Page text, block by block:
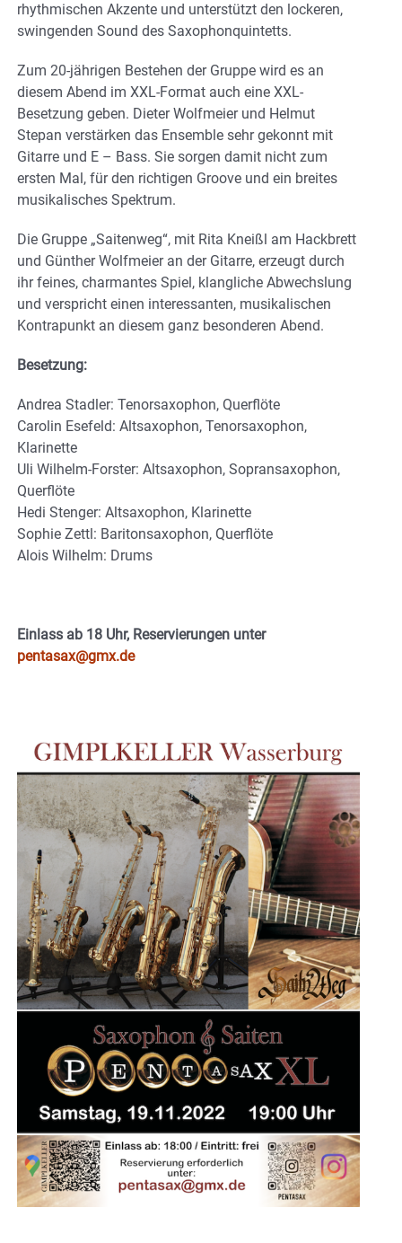
rhythmischen Akzente und unterstützt den lockeren,
swingenden Sound des Saxophonquintetts.
Zum 20-jährigen Bestehen der Gruppe wird es an
diesem Abend im XXL-Format auch eine XXL-
Besetzung geben. Dieter Wolfmeier und Helmut
Stepan verstärken das Ensemble sehr gekonnt mit
Gitarre und E – Bass. Sie sorgen damit nicht zum
ersten Mal, für den richtigen Groove und ein breites
musikalisches Spektrum.
Die Gruppe „Saitenweg“, mit Rita Kneißl am Hackbrett
und Günther Wolfmeier an der Gitarre, erzeugt durch
ihr feines, charmantes Spiel, klangliche Abwechslung
und verspricht einen interessanten, musikalischen
Kontrapunkt an diesem ganz besonderen Abend.
Besetzung:
Andrea Stadler: Tenorsaxophon, Querflöte
Carolin Esefeld: Altsaxophon, Tenorsaxophon,
Klarinette
Uli Wilhelm-Forster: Altsaxophon, Sopransaxophon,
Querflöte
Hedi Stenger: Altsaxophon, Klarinette
Sophie Zettl: Baritonsaxophon, Querflöte
Alois Wilhelm: Drums
Einlass ab 18 Uhr, Reservierungen unter
pentasax@gmx.de